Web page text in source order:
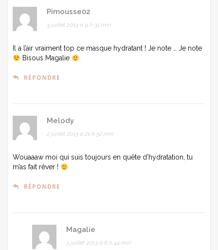
Pimousse02
3 juillet 2013 à 9 h 31 min
Il a l’air vraiment top ce masque hydratant ! Je note … Je note
Bisous Magalie
RÉPONDRE
Melody
2 juillet 2013 à 21 h 52 min
Wouaaaw moi qui suis toujours en quête d’hydratation, tu
m’as fait rêver !
RÉPONDRE
Magalie
3 juillet 2013 à 8 h 44 min